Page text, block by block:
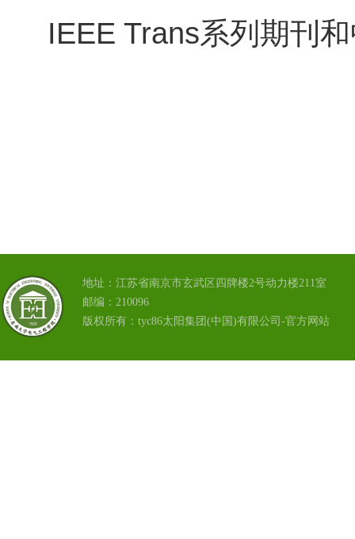
IEEE Trans系列期刊
地址：江苏省南京市玄武区四牌楼2号动力楼211室
邮编：210096
版权所有：tyc86太阳集团(中国)有限公司-官方网站